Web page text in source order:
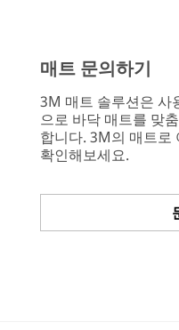
매트 문의하기
3M 매트 솔루션은 사
으로 바닥 매트를 맞
합니다. 3M의 매트로
확인해보세요.